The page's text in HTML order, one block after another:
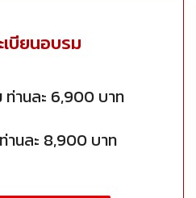
เบียนอบรม
ท่านละ 6,900 บาท
ท่านละ 8,900 บาท